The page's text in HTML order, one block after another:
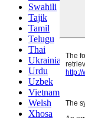
Swahili
Tajik
Tamil
Telugu
Thai
Ukrainian
Urdu
Uzbek
Vietnamese
Welsh
Xhosa